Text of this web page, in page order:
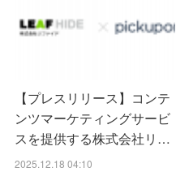
【プレスリリース】コンテ
ンツマーケティングサービ
スを提供する株式会社リ…
2025.12.18 04:10